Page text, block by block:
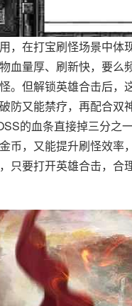
，在打宝刷怪场景中
血量厚、刷新快，要
。但解锁英雄合击后
防又能禁疗，再配合双
的血条直接掉三分之
币，又能提升刷怪效
只要打开英雄合击，